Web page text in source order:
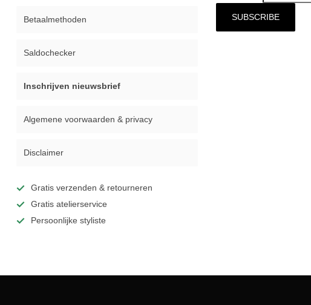
Betaalmethoden
Saldochecker
Inschrijven nieuwsbrief
Algemene voorwaarden & privacy
Disclaimer
Gratis verzenden & retourneren
Gratis atelierservice
Persoonlijke styliste